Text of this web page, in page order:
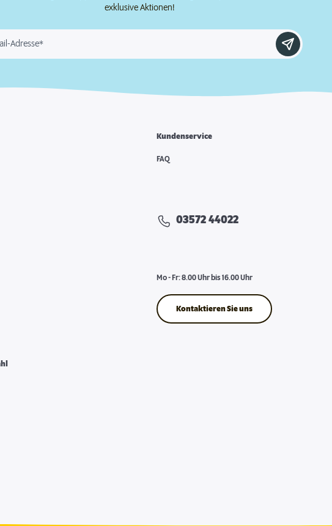
exklusive Aktionen!
Adresse*
Kundenservice
FAQ
03572 44022
Mo - Fr: 8.00 Uhr bis 16.00 Uhr
Kontaktieren Sie uns